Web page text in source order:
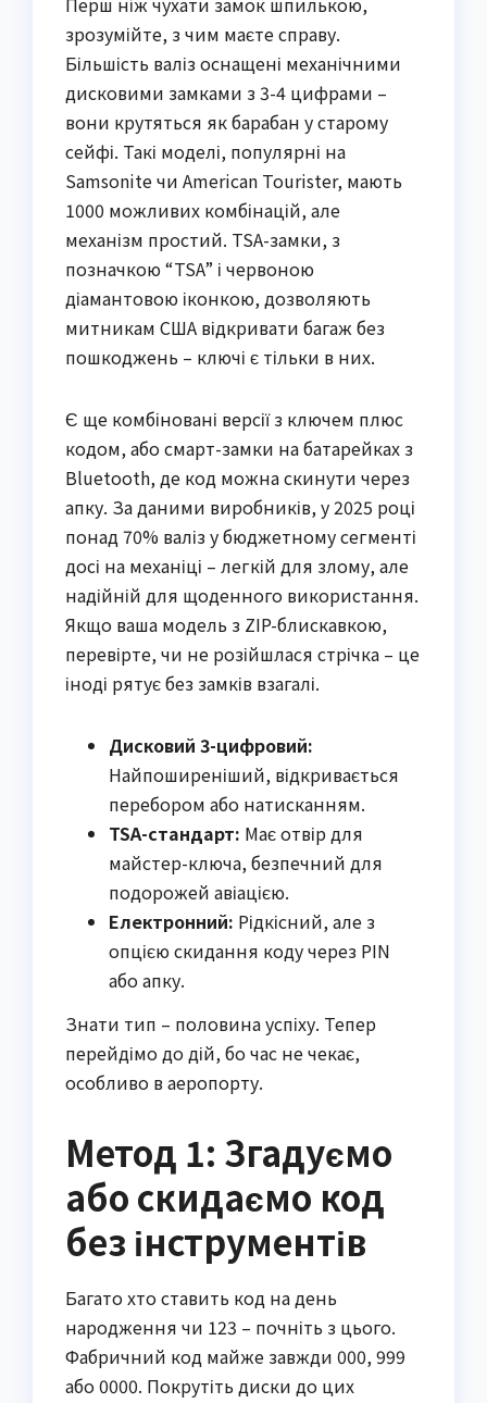
зрозумійте, з чим маєте справу.
Більшість валіз оснащені механічними
дисковими замками з 3-4 цифрами –
вони крутяться як барабан у старому
сейфі. Такі моделі, популярні на
Samsonite чи American Tourister, мають
1000 можливих комбінацій, але
механізм простий. TSA-замки, з
позначкою “TSA” і червоною
діамантовою іконкою, дозволяють
митникам США відкривати багаж без
пошкоджень – ключі є тільки в них.
Є ще комбіновані версії з ключем плюс
кодом, або смарт-замки на батарейках з
Bluetooth, де код можна скинути через
апку. За даними виробників, у 2025 році
понад 70% валіз у бюджетному сегменті
досі на механіці – легкій для злому, але
надійній для щоденного використання.
Якщо ваша модель з ZIP-блискавкою,
перевірте, чи не розійшлася стрічка – це
іноді рятує без замків взагалі.
Дисковий 3-цифровий:
Найпоширеніший, відкривається
перебором або натисканням.
TSA-стандарт: Має отвір для
майстер-ключа, безпечний для
подорожей авіацією.
Електронний: Рідкісний, але з
опцією скидання коду через PIN
або апку.
Знати тип – половина успіху. Тепер
перейдімо до дій, бо час не чекає,
особливо в аеропорту.
Метод 1: Згадуємо
або скидаємо код
без інструментів
Багато хто ставить код на день
народження чи 123 – почніть з цього.
Фабричний код майже завжди 000, 999
або 0000. Покрутіть диски до цих